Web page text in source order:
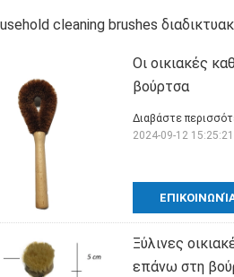
cleaning brushes
Οι οικιακές
βούρτσα
Διαβάστε
2024-09-12 15:25:21
Ξύλινες
επάνω στη